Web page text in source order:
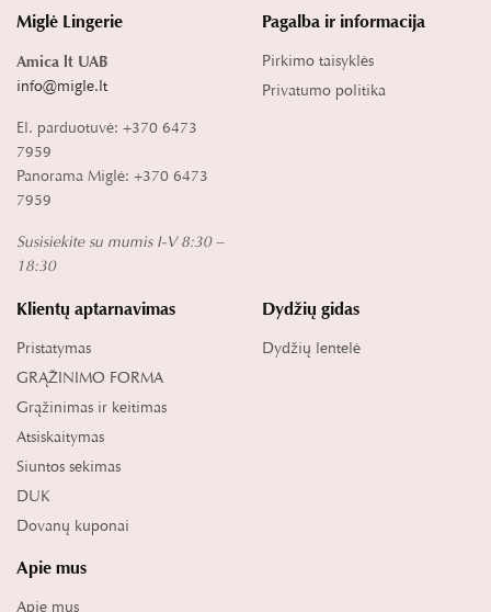
Miglė Lingerie
Amica lt UAB
info@migle.lt
El. parduotuvė: +370 6473
7959
Panorama Miglė: +370 6473
7959
Susisiekite su mumis I-V 8:30 –
18:30
Pagalba ir informacija
Pirkimo taisyklės
Privatumo politika
Klientų aptarnavimas
Pristatymas
GRĄŽINIMO FORMA
Grąžinimas ir keitimas
Atsiskaitymas
Siuntos sekimas
DUK
Dovanų kuponai
Dydžių gidas
Dydžių lentelė
Apie mus
Apie mus